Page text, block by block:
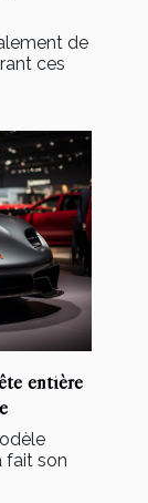
de
ces
entière
fait son